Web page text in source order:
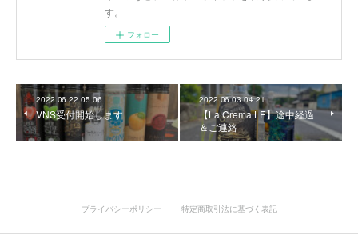
す。
フォロー
2022.06.22 05:06
VNS受付開始します
2022.06.03 04:21
【La Crema LE】途中経過
＆ご連絡
プライバシーポリシー 特定商取引法に基づく表記